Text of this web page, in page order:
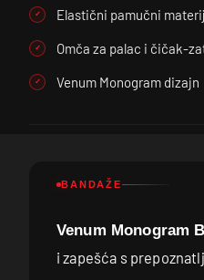
Elastični pamučni
Omča za palac i čičak-
Venum Monogram dizajn
BANDAŽE
Venum Monogram
i zapešća s